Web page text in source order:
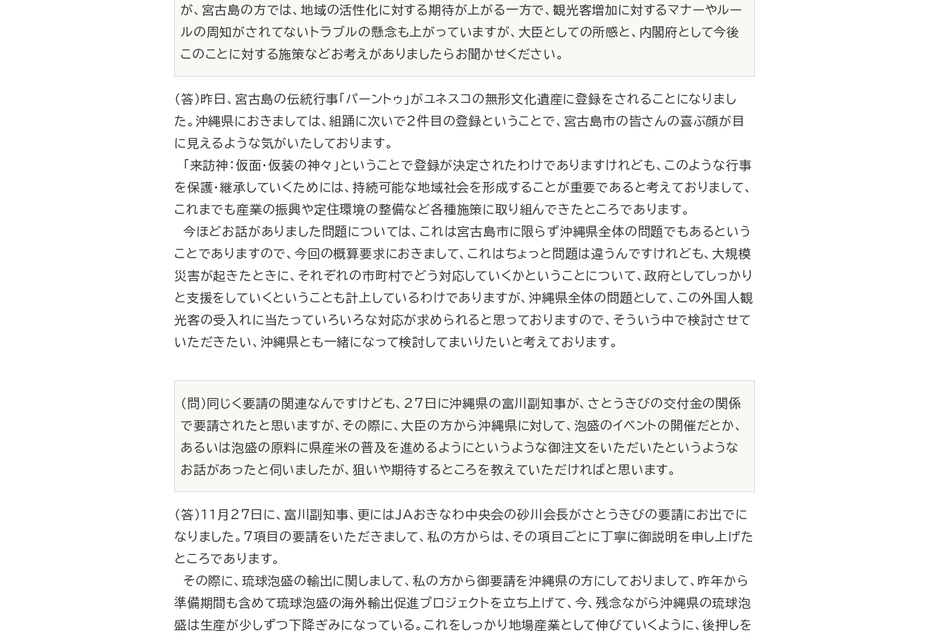
が、宮古島の方では、地域の活性化に対する期待が上がる一方で、観光客増加に対するマナーやルー
ルの周知がされてないトラブルの懸念も上がっていますが、大臣としての所感と、内閣府として今後
このことに対する施策などお考えがありましたらお聞かせください。
（答）昨日、宮古島の伝統行事「パーントゥ」がユネスコの無形文化遺産に登録をされることになりまし
た。沖縄県におきましては、組踊に次いで２件目の登録ということで、宮古島市の皆さんの喜ぶ顔が目
に見えるような気がいたしております。
「来訪神：仮面・仮装の神々」ということで登録が決定されたわけでありますけれども、このような行事
を保護・継承していくためには、持続可能な地域社会を形成することが重要であると考えておりまして、
これまでも産業の振興や定住環境の整備など各種施策に取り組んできたところであります。
今ほどお話がありました問題については、これは宮古島市に限らず沖縄県全体の問題でもあるという
ことでありますので、今回の概算要求におきまして、これはちょっと問題は違うんですけれども、大規模
災害が起きたときに、それぞれの市町村でどう対応していくかということについて、政府としてしっかり
と支援をしていくということも計上しているわけでありますが、沖縄県全体の問題として、この外国人観
光客の受入れに当たっていろいろな対応が求められると思っておりますので、そういう中で検討させて
いただきたい、沖縄県とも一緒になって検討してまいりたいと考えております。
（問）同じく要請の関連なんですけども、２７日に沖縄県の富川副知事が、さとうきびの交付金の関係
で要請されたと思いますが、その際に、大臣の方から沖縄県に対して、泡盛のイベントの開催だとか、
あるいは泡盛の原料に県産米の普及を進めるようにというような御注文をいただいたというような
お話があったと伺いましたが、狙いや期待するところを教えていただければと思います。
（答）１１月２７日に、富川副知事、更にはＪＡおきなわ中央会の砂川会長がさとうきびの要請にお出でに
なりました。７項目の要請をいただきまして、私の方からは、その項目ごとに丁寧に御説明を申し上げた
ところであります。
その際に、琉球泡盛の輸出に関しまして、私の方から御要請を沖縄県の方にしておりまして、昨年から
準備期間も含めて琉球泡盛の海外輸出促進プロジェクトを立ち上げて、今、残念ながら沖縄県の琉球泡
盛は生産が少しずつ下降ぎみになっている。これをしっかり地場産業として伸びていくように、後押しを